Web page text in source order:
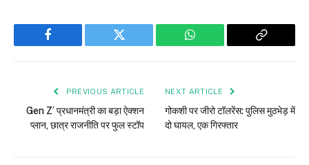
Facebook Twitter WhatsApp
Copy
PREVIOUS ARTICLE
Gen Z’ प्रधानमंत्री का बड़ा ऐक्शन
प्लान, छात्र राजनीति पर फुल स्टॉप
NEXT ARTICLE
गोकशी पर जीरो टॉलरेंस: पुलिस मुठभेड़ में
दो घायल, एक गिरफ्तार